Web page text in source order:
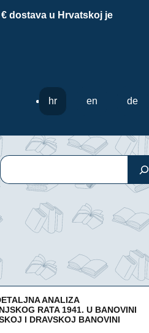
dostava u Hrvatskoj je
hr en de
ANALIZA
RATA 1941. U BANOVINI
I DRAVSKOJ BANOVINI